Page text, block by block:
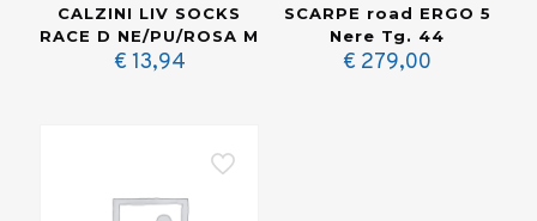
CALZINI LIV SOCKS
RACE D NE/PU/ROSA M
€ 13,94
SCARPE road ERGO 5
Nere Tg. 44
€ 279,00